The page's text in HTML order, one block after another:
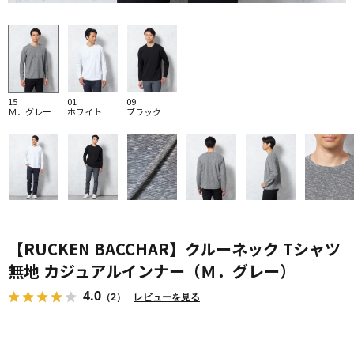
15
Ｍ．グレー
01
ホワイト
09
ブラック
【RUCKEN BACCHAR】クルーネック Tシャツ
無地 カジュアルインナー（Ｍ．グレー）
4.0 （2） レビューを見る